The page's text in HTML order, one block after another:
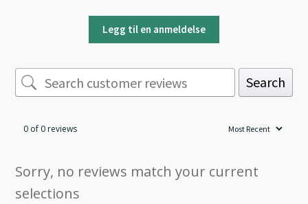
Legg til en anmeldelse
Search
0 of 0 reviews
Sorry, no reviews match your current
selections